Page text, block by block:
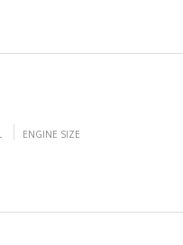
ENGINE SIZE